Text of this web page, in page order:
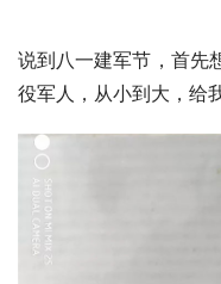
说到八一建军节，首先
役军人，从小到大，给